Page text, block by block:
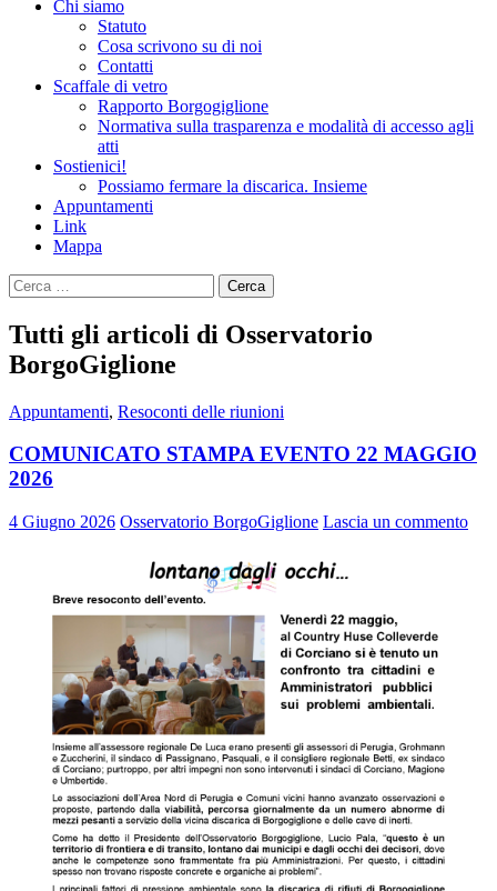
Chi siamo
Statuto
Cosa scrivono su di noi
Contatti
Scaffale di vetro
Rapporto Borgogiglione
Normativa sulla trasparenza e modalità di accesso agli
atti
Sostienici!
Possiamo fermare la discarica. Insieme
Appuntamenti
Link
Mappa
Ricerca
per:
Tutti gli articoli di Osservatorio
BorgoGiglione
Appuntamenti, Resoconti delle riunioni
COMUNICATO STAMPA EVENTO 22 MAGGIO
2026
4 Giugno 2026 Osservatorio BorgoGiglione Lascia un commento